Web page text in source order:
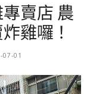
賣店 農
雞囉！
07-01